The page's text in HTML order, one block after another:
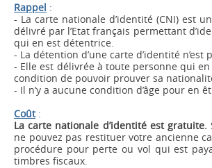
Rappel :
- La carte nationale d’identité (CNI) est
délivré par l’Etat français permettant
qui en est détentrice.
- La détention d’une carte d’identité n’est
- Elle est délivrée à toute personne qui
condition de pouvoir prouver sa
- Il n’y a aucune condition d’âge pour en
Coût:
La carte nationale d’identité est gratuite.
ne pouvez pas restituer votre ancienne
procédure pour perte ou vol qui est
timbres fiscaux.